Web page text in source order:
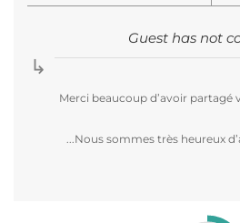
Guest has not
Merci beaucoup d’avoir partagé
Nous sommes très heureux